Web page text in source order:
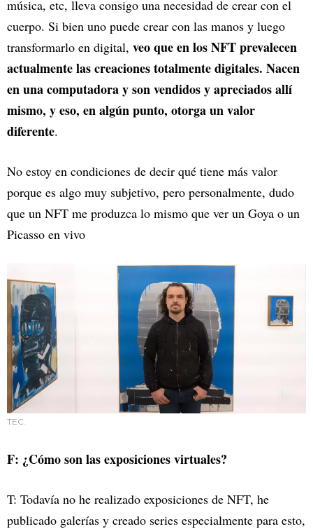
música, etc, lleva consigo una necesidad de crear con el
cuerpo. Si bien uno puede crear con las manos y luego
transformarlo en digital, veo que en los NFT prevalecen
actualmente las creaciones totalmente digitales. Nacen
en una computadora y son vendidos y apreciados allí
mismo, y eso, en algún punto, otorga un valor
diferente.
No estoy en condiciones de decir qué tiene más valor
porque es algo muy subjetivo, pero personalmente, dudo
que un NFT me produzca lo mismo que ver un Goya o un
Picasso en vivo
TEC.
F: ¿Cómo son las exposiciones virtuales?
T: Todavía no he realizado exposiciones de NFT, he
publicado galerías y creado series especialmente para esto,